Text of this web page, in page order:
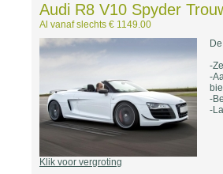
Audi R8 V10 Spyder
Al vanaf slechts € 1149.00
Klik voor vergroting
-
-
-
-